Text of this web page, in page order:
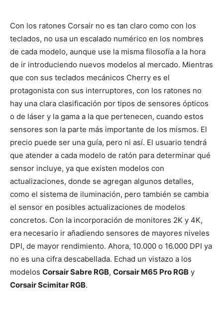
Con los ratones Corsair no es tan claro como con los
teclados, no usa un escalado numérico en los nombres
de cada modelo, aunque use la misma filosofía a la hora
de ir introduciendo nuevos modelos al mercado. Mientras
que con sus teclados mecánicos Cherry es el
protagonista con sus interruptores, con los ratones no
hay una clara clasificación por tipos de sensores ópticos
o de láser y la gama a la que pertenecen, cuando estos
sensores son la parte más importante de los mismos. El
precio puede ser una guía, pero ni así. El usuario tendrá
que atender a cada modelo de ratón para determinar qué
sensor incluye, ya que existen modelos con
actualizaciones, donde se agregan algunos detalles,
como el sistema de iluminación, pero también se cambia
el sensor en posibles actualizaciones de modelos
concretos. Con la incorporación de monitores 2K y 4K,
era necesario ir añadiendo sensores de mayores niveles
DPI, de mayor rendimiento. Ahora, 10.000 o 16.000 DPI ya
no es una cifra descabellada. Echad un vistazo a los
modelos Corsair Sabre RGB, Corsair M65 Pro RGB y
Corsair Scimitar RGB.